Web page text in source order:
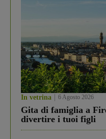
In vetrina 6 Agosto 2026
Gita di famiglia a
divertire i tuoi figli